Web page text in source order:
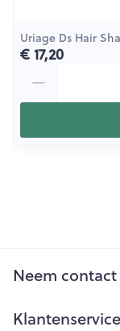
Uriage Ds Hair
€ 17,20
Neem
Klantenservice